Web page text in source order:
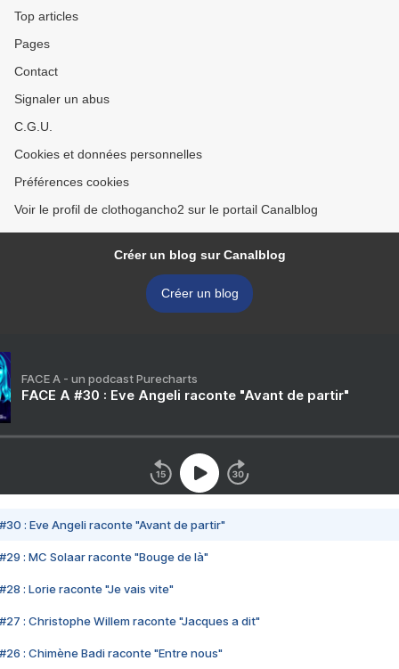
Top articles
Pages
Contact
Signaler un abus
C.G.U.
Cookies et données personnelles
Préférences cookies
Voir le profil de clothogancho2 sur le portail Canalblog
Créer un blog sur Canalblog
Créer un blog
FACE A - un podcast Purecharts
FACE A #30 : Eve Angeli raconte "Avant de partir"
#30 : Eve Angeli raconte "Avant de partir"
#29 : MC Solaar raconte "Bouge de là"
#28 : Lorie raconte "Je vais vite"
#27 : Christophe Willem raconte "Jacques a dit"
#26 : Chimène Badi raconte "Entre nous"